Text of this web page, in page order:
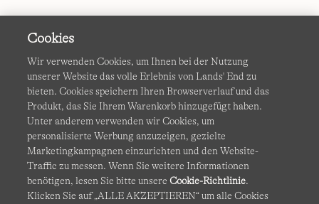
AGB Datenschutz & Sicherheit
Cookies Ich möchte auswählen Barrierefreiheit
Site Map Internationale Websites
Cookies
Wir verwenden Cookies, um Ihnen bei der Nutzung
unserer Website das volle Erlebnis von Lands' End zu
bieten. Cookies speichern Ihren Browserverlauf und das
Produkt, das Sie Ihrem Warenkorb hinzugefügt haben.
Unter anderem verwenden wir Cookies, um
personalisierte Werbung anzuzeigen, gezielte
Marketingkampagnen einzurichten und den Website-
Traffic zu messen. Wenn Sie weitere Informationen
benötigen, lesen Sie bitte unsereCookie-Richtlinie.
Klicken Sie auf „ALLE AKZEPTIEREN“ um alle Cookies